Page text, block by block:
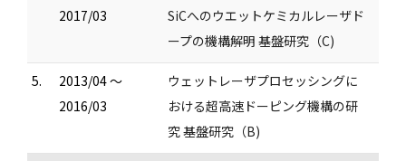
2017/03
SiCへのウエットケミカルレーザド
ープの機構解明 基盤研究（C)
5.
2013/04 ～
2016/03
ウェットレーザプロセッシングに
おける超高速ドーピング機構の研
究 基盤研究（B)